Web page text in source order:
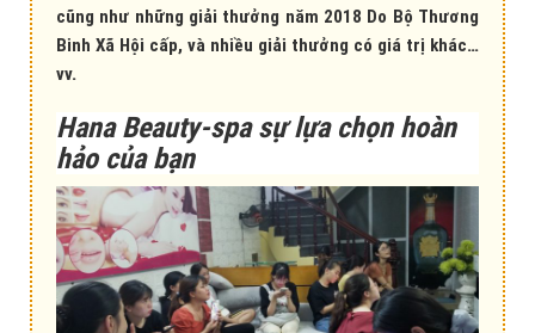
cũng như những giải thưởng năm 2018 Do Bộ Thương
Binh Xã Hội cấp, và nhiều giải thưởng có giá trị khác…
vv.
Hana Beauty-spa sự lựa chọn hoàn
hảo của bạn